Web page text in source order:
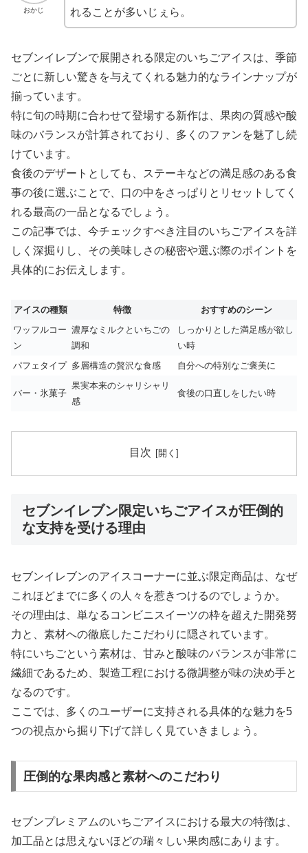
おかじ
れることが多いじぇら。
セブンイレブンで展開される限定のいちごアイスは、季節
ごとに新しい驚きを与えてくれる魅力的なラインナップが
揃っています。
特に旬の時期に合わせて登場する新作は、果肉の質感や酸
味のバランスが計算されており、多くのファンを魅了し続
けています。
食後のデザートとしても、ステーキなどの満足感のある食
事の後に選ぶことで、口の中をさっぱりとリセットしてく
れる最高の一品となるでしょう。
この記事では、今チェックすべき注目のいちごアイスを詳
しく深掘りし、その美味しさの秘密や選ぶ際のポイントを
具体的にお伝えします。
アイスの種類 特徴
おすすめのシーン
ワッフルコー
ン
濃厚なミルクといちごの
調和
しっかりとした満足感が欲し
い時
パフェタイプ 多層構造の贅沢な食感 自分への特別なご褒美に
バー・氷菓子
果実本来のシャリシャリ
感
食後の口直しをしたい時
目次
セブンイレブン限定いちごアイスが圧倒的
な支持を受ける理由
セブンイレブンのアイスコーナーに並ぶ限定商品は、なぜ
これほどまでに多くの人々を惹きつけるのでしょうか。
その理由は、単なるコンビニスイーツの枠を超えた開発努
力と、素材への徹底したこだわりに隠されています。
特にいちごという素材は、甘みと酸味のバランスが非常に
繊細であるため、製造工程における微調整が味の決め手と
なるのです。
ここでは、多くのユーザーに支持される具体的な魅力を5
つの視点から掘り下げて詳しく見ていきましょう。
圧倒的な果肉感と素材へのこだわり
セブンプレミアムのいちごアイスにおける最大の特徴は、
加工品とは思えないほどの瑞々しい果肉感にあります。